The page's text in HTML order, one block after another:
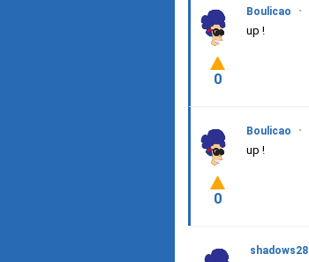
Boulicao •
up !
0
Boulicao •
up !
0
shadows28